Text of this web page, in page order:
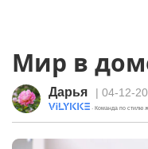
Мир в
Дарья | 04-12-
· Команда по стилю